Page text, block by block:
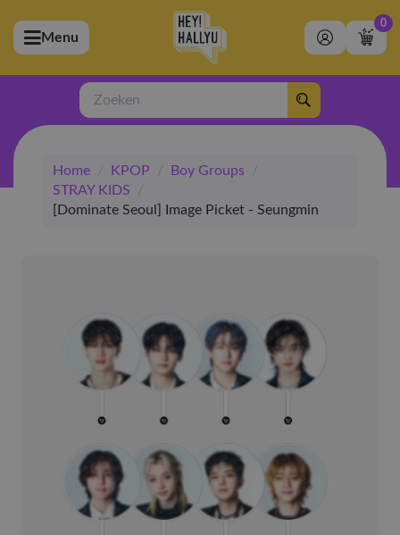
(Artiesten)
(Merchandise)
(Exclusive)
(Winkel)
Menu
0
Zoeken
Home / KPOP / Boy Groups
/
STRAY KIDS
/
[Dominate Seoul] Image Picket - Seungmin